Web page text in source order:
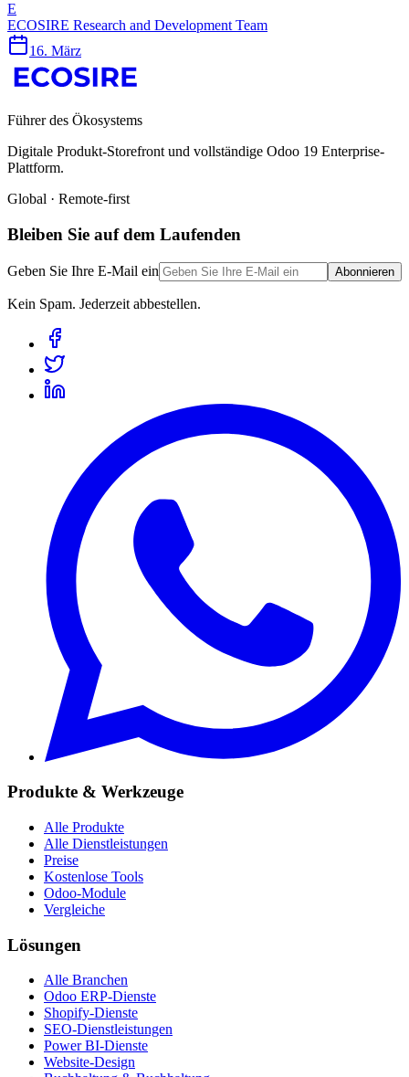
E
ECOSIRE Research and Development Team
16. März
Führer des Ökosystems
Digitale Produkt-Storefront und vollständige Odoo 19 Enterprise-
Plattform.
Global · Remote-first
Bleiben Sie auf dem Laufenden
Geben Sie Ihre E-Mail ein Abonnieren
Kein Spam. Jederzeit abbestellen.
Produkte & Werkzeuge
Alle Produkte
Alle Dienstleistungen
Preise
Kostenlose Tools
Odoo-Module
Vergleiche
Lösungen
Alle Branchen
Odoo ERP-Dienste
Shopify-Dienste
SEO-Dienstleistungen
Power BI-Dienste
Website-Design